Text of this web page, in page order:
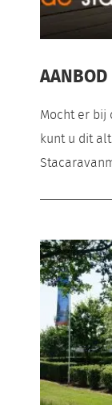
Mocht er
kunt u dit